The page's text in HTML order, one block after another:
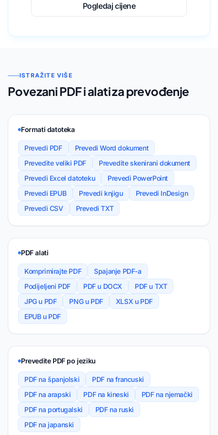
Pogledaj cijene
ISTRAŽITE VIŠE
Povezani PDF i alati za prevođenje
Formati datoteka
Prevedi PDF
Prevedi Word dokument
Prevedite veliki PDF
Prevedite skenirani dokument
Prevedi Excel datoteku
Prevedi PowerPoint
Prevedi EPUB
Prevedi knjigu
Prevedi InDesign
Prevedi CSV
Prevedi TXT
PDF alati
Komprimirajte PDF
Spajanje PDF-a
Podijeljeni PDF
PDF u DOCX
PDF u TXT
JPG u PDF
PNG u PDF
XLSX u PDF
EPUB u PDF
Prevedite PDF po jeziku
PDF na španjolski
PDF na francuski
PDF na arapski
PDF na kineski
PDF na njemački
PDF na portugalski
PDF na ruski
PDF na japanski